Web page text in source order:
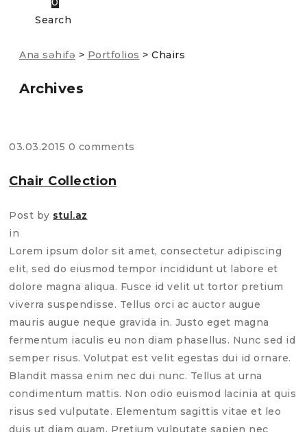
Search
Ana səhifə > Portfolios > Chairs
Archives
03.03.2015 0 comments
Chair Collection
Post by stul.az
in
Lorem ipsum dolor sit amet, consectetur adipiscing
elit, sed do eiusmod tempor incididunt ut labore et
dolore magna aliqua. Fusce id velit ut tortor pretium
viverra suspendisse. Tellus orci ac auctor augue
mauris augue neque gravida in. Justo eget magna
fermentum iaculis eu non diam phasellus. Nunc sed id
semper risus. Volutpat est velit egestas dui id ornare.
Blandit massa enim nec dui nunc. Tellus at urna
condimentum mattis. Non odio euismod lacinia at quis
risus sed vulputate. Elementum sagittis vitae et leo
duis ut diam quam. Pretium vulputate sapien nec